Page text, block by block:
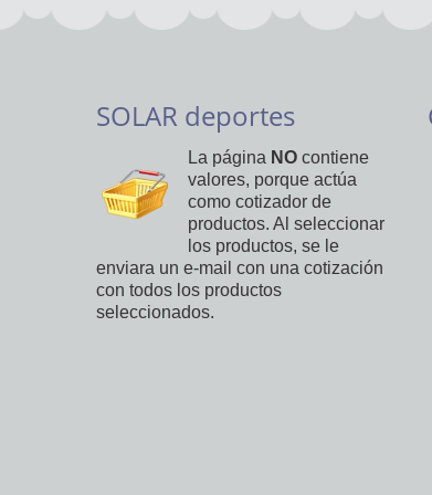
SOLAR deportes
La página NO contiene
valores, porque actúa
como cotizador de
productos. Al seleccionar
los productos, se le
enviara un e-mail con una cotización
con todos los productos
seleccionados.